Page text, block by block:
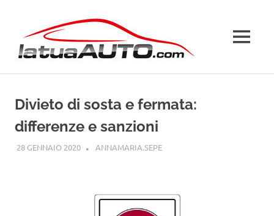
contenuto
MENU
Divieto di sosta e fermata:
differenze e sanzioni
28 GENNAIO 2020 ANNAMARIA.SEPECODICE DELLA STRADA